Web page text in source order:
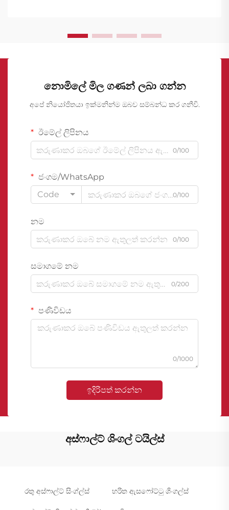
නොමිලේ මිල ගණන් ලබා ගන්න
අපේ නියෝජිතයා ඉක්මනින්ම ඔබව සම්බන්ධ කර ගනීවි.
ඊමේල් ලිපිනය
0/100
ජංගම/WhatsApp
Code
0/100
නම
0/100
සමාගමේ නම
0/200
පණිවිඩය
0/1000
ඉදිරිපත් කරන්න
අස්ෆාල්ට් ශිංගල් ටයිල්ස්
රතු අස්ෆාල්ට් සිංග්ල්ස් හරිත ඇසෆෝට්ටු ශිංගල්ස්